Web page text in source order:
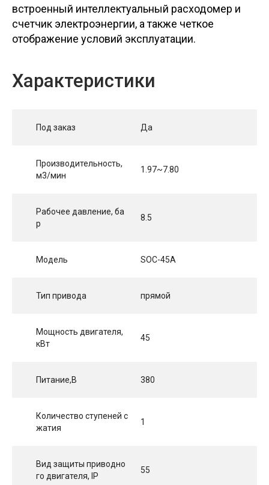
встроенный интеллектуальный расходомер и
счетчик электроэнергии, а также четкое
отображение условий эксплуатации.
Характеристики
Под заказ Да
Производительность,
м3/мин
1.97~7.80
Рабочее давление, ба
р
8.5
Модель SOC-45A
Тип привода прямой
Мощность двигателя,
кВт
45
Питание,В 380
Количество ступеней с
жатия
1
Вид защиты приводно
го двигателя, IP
55